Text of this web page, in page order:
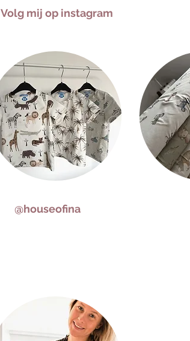
Volg mij op instagram
@houseofina